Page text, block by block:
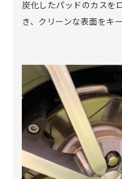
炭化したパッドのカスを
き、クリーンな表面をキ